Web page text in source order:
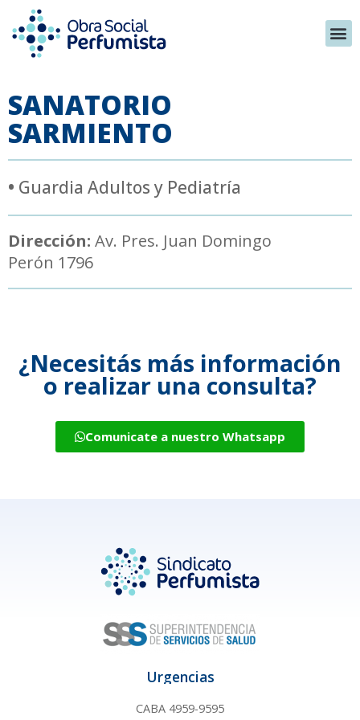
SANATORIO
SARMIENTO
• Guardia Adultos y Pediatría
Dirección: Av. Pres. Juan Domingo
Perón 1796
¿Necesitás más información
o realizar una consulta?
Comunicate a nuestro Whatsapp
Urgencias
CABA 4959-9595